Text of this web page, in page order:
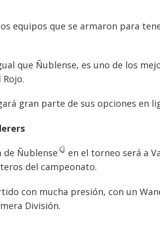
equipos que se armaron para
que Ñublense, es uno de los
gran parte de sus opciones en
ers
de Ñublense
en el torneo será a
del campeonato.
con mucha presión, con un
División.